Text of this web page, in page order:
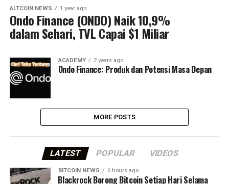
ALTCOIN NEWS 1 year ago
Ondo Finance (ONDO) Naik 10,9%
dalam Sehari, TVL Capai $1 Miliar
ACADEMY 2 years ago
Ondo Finance: Produk dan Potensi Masa Depan
MORE POSTS
LATEST POPULAR VIDEOS
BITCOIN NEWS 6 hours ago
⁠Blackrock Borong Bitcoin Setiap Hari Selama